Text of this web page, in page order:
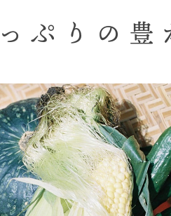
ぷりの